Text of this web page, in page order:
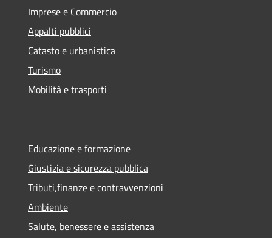
Imprese e Commercio
Appalti pubblici
Catasto e urbanistica
Turismo
Mobilità e trasporti
Educazione e formazione
Giustizia e sicurezza pubblica
Tributi,finanze e contravvenzioni
Ambiente
Salute, benessere e assistenza